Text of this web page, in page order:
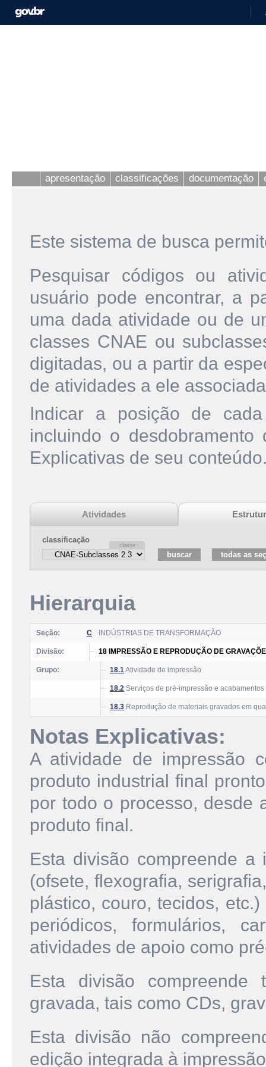
apresentação classificações documentação
Este sistema de busca
Pesquisar códigos ou
usuário pode encontrar, a
uma dada atividade ou de
classes CNAE ou
digitadas, ou a partir da
de atividades a ele
Indicar a posição de
incluindo o
Explicativas de seu
Atividades
classificação
Hierarquia
Seção: C INDÚSTRIAS DE TRANSFORMAÇÃO
Divisão: 18 IMPRESSÃO E REPRODUÇÃO DE
Grupo: 18.1Atividade de impressão
18.2 Serviços de pré-impressão e acabamentos
18.3 Reprodução de materiais gravados em
Notas Explicativas:
A atividade de impressão
produto industrial final
por todo o processo, desde
produto final.
Esta divisão compreende a
(ofsete, flexografia,
plástico, couro, tecidos,
periódicos, formulários,
atividades de apoio como
Esta divisão
gravada, tais como CDs,
Esta divisão não
edição integrada à